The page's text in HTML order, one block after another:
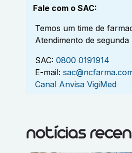
Fale com o SAC:
Temos um time de
Atendimento de
SAC: 0800 0191914
E-mail:
Canal Anvisa VigiMed
notícias